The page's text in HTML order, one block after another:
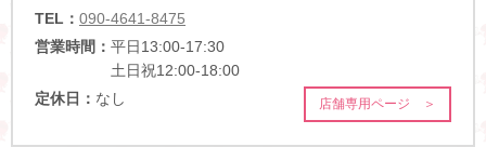
TEL： 090-4641-8475
営業時間： 平日13:00-17:30
土日祝12:00-18:00
定休日： なし 店舗専用ページ ＞